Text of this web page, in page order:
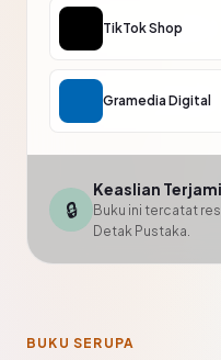
TikTok Shop
Gramedia Digital
🔒
Keaslian
Buku ini tercatat
Detak Pustaka.
BUKU SERUPA